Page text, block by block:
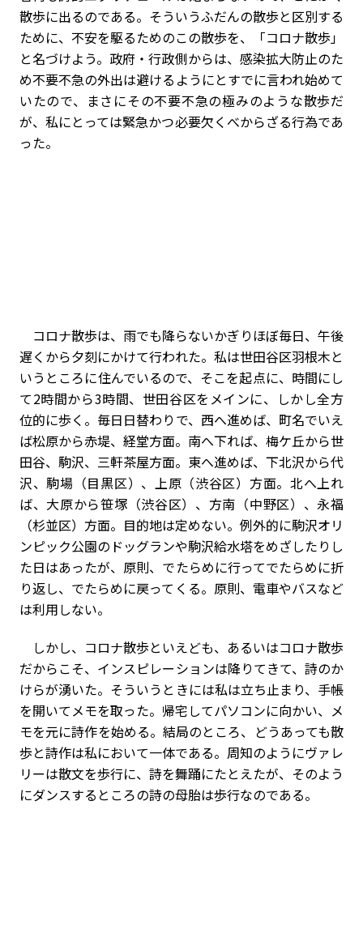
散歩に出るのである。そういうふだんの散歩と区別する
ために、不安を駆るためのこの散歩を、「コロナ散歩」
と名づけよう。政府・行政側からは、感染拡大防止のた
め不要不急の外出は避けるようにとすでに言われ始めて
いたので、まさにその不要不急の極みのような散歩だ
が、私にとっては緊急かつ必要欠くべからざる行為であ
った。
コロナ散歩は、雨でも降らないかぎりほぼ毎日、午後
遅くから夕刻にかけて行われた。私は世田谷区羽根木と
いうところに住んでいるので、そこを起点に、時間にし
て2時間から3時間、世田谷区をメインに、しかし全方
位的に歩く。毎日日替わりで、西へ進めば、町名でいえ
ば松原から赤堤、経堂方面。南へ下れば、梅ケ丘から世
田谷、駒沢、三軒茶屋方面。東へ進めば、下北沢から代
沢、駒場（目黒区）、上原（渋谷区）方面。北へ上れ
ば、大原から笹塚（渋谷区）、方南（中野区）、永福
（杉並区）方面。目的地は定めない。例外的に駒沢オリ
ンピック公園のドッグランや駒沢給水塔をめざしたりし
た日はあったが、原則、でたらめに行ってでたらめに折
り返し、でたらめに戻ってくる。原則、電車やバスなど
は利用しない。
しかし、コロナ散歩といえども、あるいはコロナ散歩
だからこそ、インスピレーションは降りてきて、詩のか
けらが湧いた。そういうときには私は立ち止まり、手帳
を開いてメモを取った。帰宅してパソコンに向かい、メ
モを元に詩作を始める。結局のところ、どうあっても散
歩と詩作は私において一体である。周知のようにヴァレ
リーは散文を歩行に、詩を舞踊にたとえたが、そのよう
にダンスするところの詩の母胎は歩行なのである。